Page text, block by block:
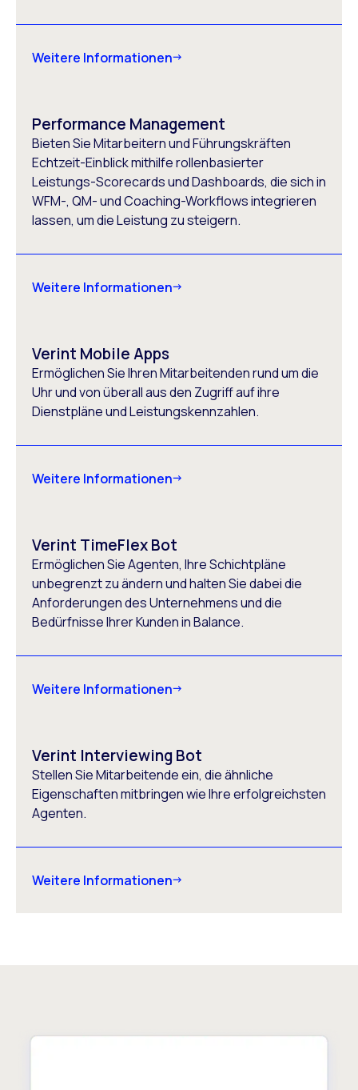
Weitere Informationen
Performance Management
Bieten Sie Mitarbeitern und Führungskräften
Echtzeit-Einblick mithilfe rollenbasierter
Leistungs-Scorecards und Dashboards, die sich in
WFM-, QM- und Coaching-Workflows integrieren
lassen, um die Leistung zu steigern.
Weitere Informationen
Verint Mobile Apps
Ermöglichen Sie Ihren Mitarbeitenden rund um die
Uhr und von überall aus den Zugriff auf ihre
Dienstpläne und Leistungskennzahlen.
Weitere Informationen
Verint TimeFlex Bot
Ermöglichen Sie Agenten, Ihre Schichtpläne
unbegrenzt zu ändern und halten Sie dabei die
Anforderungen des Unternehmens und die
Bedürfnisse Ihrer Kunden in Balance.
Weitere Informationen
Verint Interviewing Bot
Stellen Sie Mitarbeitende ein, die ähnliche
Eigenschaften mitbringen wie Ihre erfolgreichsten
Agenten.
Weitere Informationen